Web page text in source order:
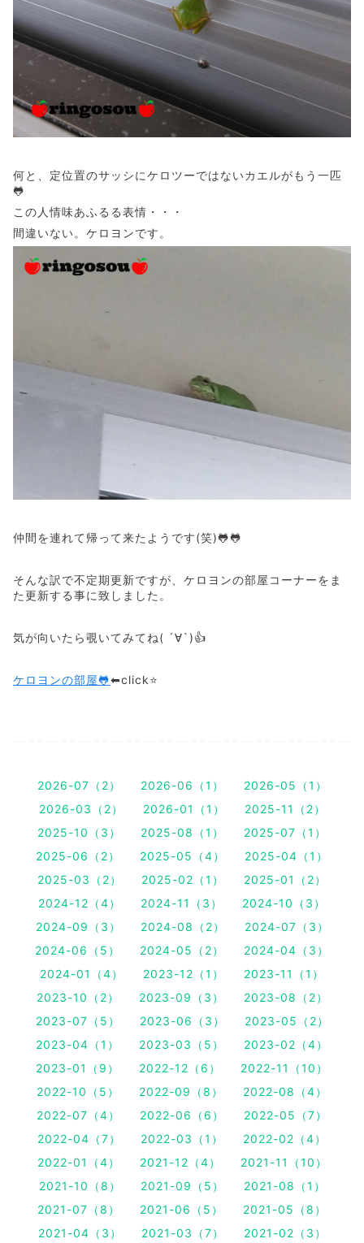
何と、定位置のサッシにケロツーではないカエルがもう一匹
🐸
この人情味あふるる表情・・・
間違いない。ケロヨンです。
仲間を連れて帰って来たようです(笑)🐸🐸
そんな訳で不定期更新ですが、ケロヨンの部屋コーナーをま
た更新する事に致しました。
気が向いたら覗いてみてね( ´∀`)👍
ケロヨンの部屋🐸⬅click⭐
2026-07（2） 2026-06（1）
2026-05（1）
2026-03（2）
2026-01（1）
2025-11（2）
2025-10（3）
2025-08（1）
2025-07（1）
2025-06（2）
2025-05（4）
2025-04（1）
2025-03（2）
2025-02（1）
2025-01（2）
2024-12（4）
2024-11（3）
2024-10（3）
2024-09（3）
2024-08（2）
2024-07（3）
2024-06（5）
2024-05（2）
2024-04（3）
2024-01（4）
2023-12（1）
2023-11（1）
2023-10（2）
2023-09（3）
2023-08（2）
2023-07（5）
2023-06（3）
2023-05（2）
2023-04（1）
2023-03（5）
2023-02（4）
2023-01（9）
2022-12（6）
2022-11（10）
2022-10（5）
2022-09（8）
2022-08（4）
2022-07（4）
2022-06（6）
2022-05（7）
2022-04（7）
2022-03（1）
2022-02（4）
2022-01（4）
2021-12（4）
2021-11（10）
2021-10（8）
2021-09（5）
2021-08（1）
2021-07（8）
2021-06（5）
2021-05（8）
2021-04（3）
2021-03（7） 2021-02（3）